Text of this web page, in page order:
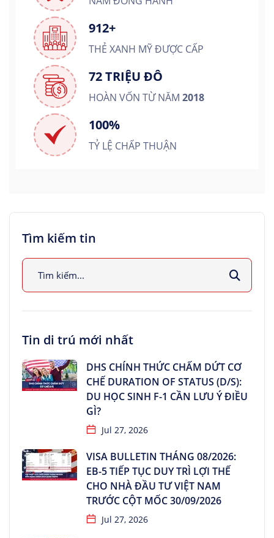
912+
THẺ XANH MỸ ĐƯỢC CẤP
72 TRIỆU ĐÔ
HOÀN VỐN TỪ NĂM 2018
100%
TỶ LỆ CHẤP THUẬN
Tìm kiếm tin
Tin di trú mới nhất
DHS CHÍNH THỨC CHẤM DỨT CƠ
CHẾ DURATION OF STATUS (D/S):
DU HỌC SINH F-1 CẦN LƯU Ý ĐIỀU
GÌ?
Jul 27, 2026
VISA BULLETIN THÁNG 08/2026:
EB-5 TIẾP TỤC DUY TRÌ LỢI THẾ
CHO NHÀ ĐẦU TƯ VIỆT NAM
TRƯỚC CỘT MỐC 30/09/2026
Jul 27, 2026